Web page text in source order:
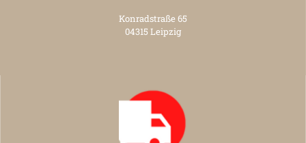
Konradstraße 65
04315 Leipzig